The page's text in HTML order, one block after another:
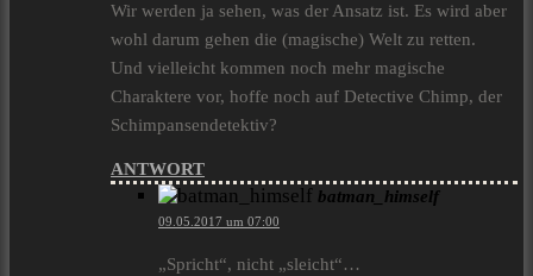
Wir werden ja sehen, was der Ansatz ist. Es wird aber
wohl darum gehen die (magische) Welt zu retten.
Und vielleicht kommen noch mehr magische
Charaktere vor, hoffe noch auf Detective Chimp, der
Schimpansendetektiv?
ANTWORT
batman_himself
09.05.2017 um 07:00
„Spricht“, nicht „sleicht“…